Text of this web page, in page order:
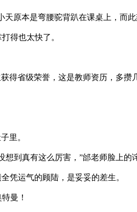
原本是弯腰驼背趴在课桌上，而此
得也太快了。
得省级荣誉，这是教师资历，多攒
里。
到真有这么厉害，”邰老师脸上的
凭运气的顾陆，是妥妥的差生。
曼！